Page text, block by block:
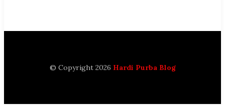
© Copyright 2026 Hardi Purba Blog